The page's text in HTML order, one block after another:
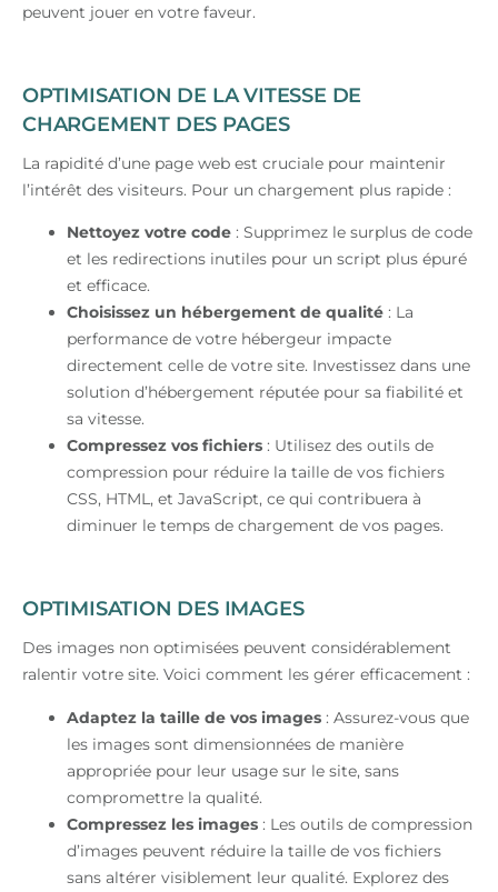
peuvent jouer en votre faveur.
OPTIMISATION DE LA VITESSE DE
CHARGEMENT DES PAGES
La rapidité d’une page web est cruciale pour maintenir
l’intérêt des visiteurs. Pour un chargement plus rapide :
Nettoyez votre code : Supprimez le surplus de code
et les redirections inutiles pour un script plus épuré
et efficace.
Choisissez un hébergement de qualité : La
performance de votre hébergeur impacte
directement celle de votre site. Investissez dans une
solution d’hébergement réputée pour sa fiabilité et
sa vitesse.
Compressez vos fichiers : Utilisez des outils de
compression pour réduire la taille de vos fichiers
CSS, HTML, et JavaScript, ce qui contribuera à
diminuer le temps de chargement de vos pages.
OPTIMISATION DES IMAGES
Des images non optimisées peuvent considérablement
ralentir votre site. Voici comment les gérer efficacement :
Adaptez la taille de vos images : Assurez-vous que
les images sont dimensionnées de manière
appropriée pour leur usage sur le site, sans
compromettre la qualité.
Compressez les images : Les outils de compression
d’images peuvent réduire la taille de vos fichiers
sans altérer visiblement leur qualité. Explorez des